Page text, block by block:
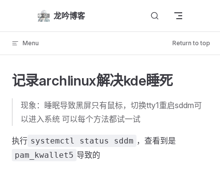
Skip to content龙吟博客
Menu Return to top
记录archlinux解决kde睡死
现象：睡眠导致黑屏只有鼠标，切换tty1重启sddm可
以进入系统 可以每个方法都试一试
执行 systemctl status sddm ，查看到是
pam_kwallet5 导致的